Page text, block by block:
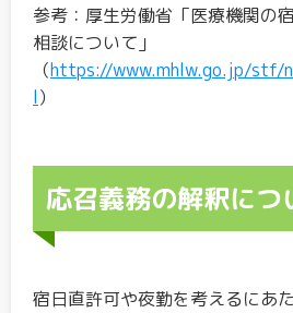
参考：厚生労働省「医療機関の
相談について」
（https://www.mhlw.go.jp/stf/
l）
応召義務の解釈につ
宿日直許可や夜勤を考えるにあ